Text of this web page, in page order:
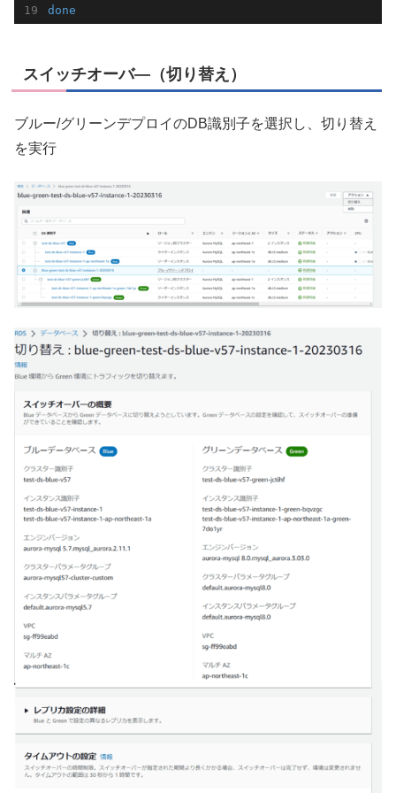
done
スイッチオーバ―（切り替え）
ブルー/グリーンデプロイのDB識別子を選択し、切り替え
を実行